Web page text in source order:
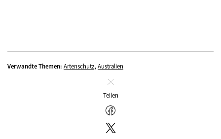
Verwandte Themen: Artenschutz, Australien
Schliessen
Teilen
Facebook
Twitter